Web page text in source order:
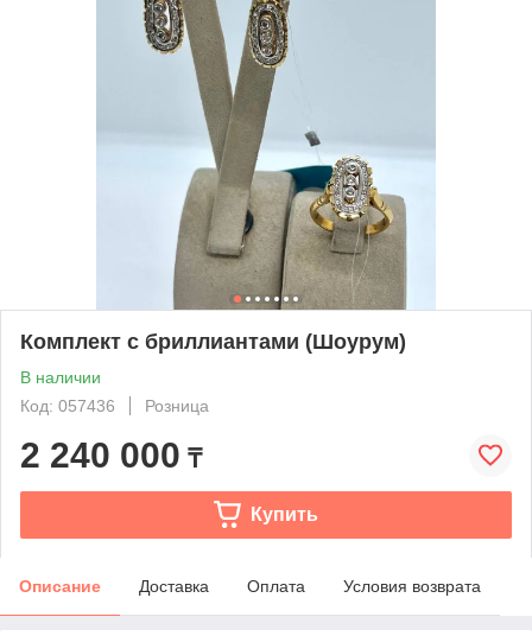
Комплект с бриллиантами (Шоурум)
В наличии
Код: 057436
Розница
2 240 000 ₸
Купить
Описание Доставка Оплата Условия возврата